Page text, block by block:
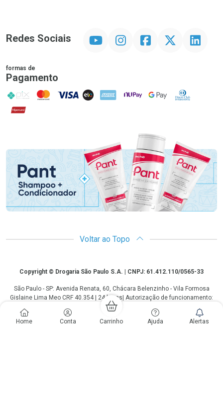
Home Conta Carrinho Ajuda Alertas
Redes Sociais InstagramFacebookTwitter Linkedin
formas de
Pagamento
PIX MasterCard
VISA ELO AMEX NuPay Google PayDiners Club
Hipercard
Voltar ao Topo
CopyrightCopyright © Drogaria São Paulo S.A. | CNPJ: 61.412.110/0565-33
São Paulo - SP: Avenida Renata, 60, Chácara Belenzinho - Vila Formosa
Gislaine Lima Meo CRF 40.354 | 24 horas| Autorização de funcionamento:
Processo: 2531.559767/2014-90 Autorização/MS: 7.31847.3 | As
informações contidas neste site, como promoções e ofertas de remédios e
medicamentos, não devem ser usadas para automedicação e não